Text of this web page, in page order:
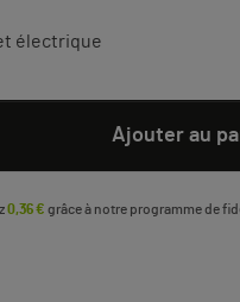
électrique
Ajouter au
0,36 € grâce à notre programme de